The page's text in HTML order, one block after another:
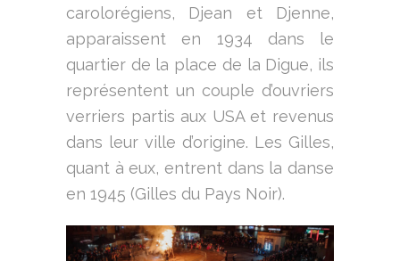
carolorégiens, Djean et Djenne,
apparaissent en 1934 dans le
quartier de la place de la Digue, ils
représentent un couple d’ouvriers
verriers partis aux USA et revenus
dans leur ville d’origine. Les Gilles,
quant à eux, entrent dans la danse
en 1945 (Gilles du Pays Noir).